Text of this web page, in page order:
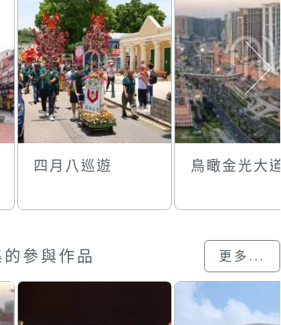
四月八巡遊 鳥瞰金光大道
參與作品 更多...